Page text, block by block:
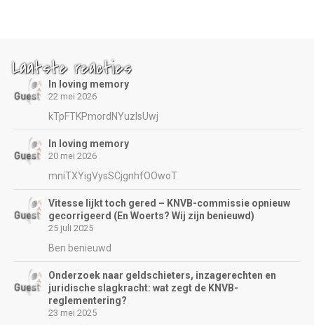
Laatste reacties
In loving memory
22 mei 2026
kTpFTKPmordNYuzIsUwj
In loving memory
20 mei 2026
mniTXYigVysSCjgnhfOOwoT
Vitesse lijkt toch gered – KNVB-commissie opnieuw
gecorrigeerd (En Woerts? Wij zijn benieuwd)
25 juli 2025
Ben benieuwd
Onderzoek naar geldschieters, inzagerechten en
juridische slagkracht: wat zegt de KNVB-
reglementering?
23 mei 2025